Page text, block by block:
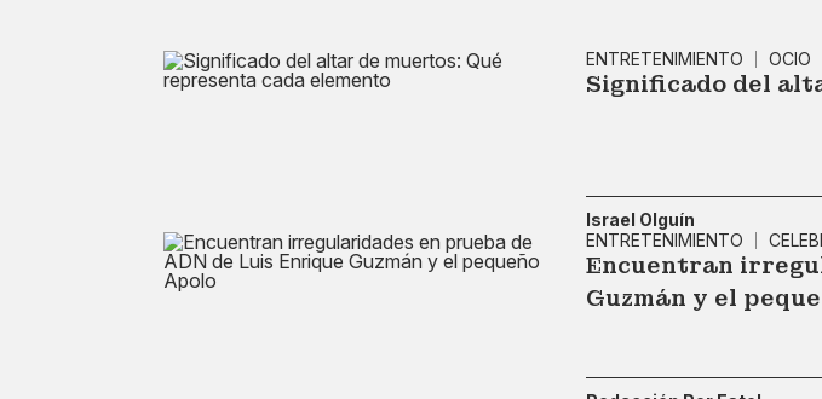
ENTRETENIMIENTO OCIO
Significado del
Israel Olguín
ENTRETENIMIENTO
Encuentran
Guzmán y el